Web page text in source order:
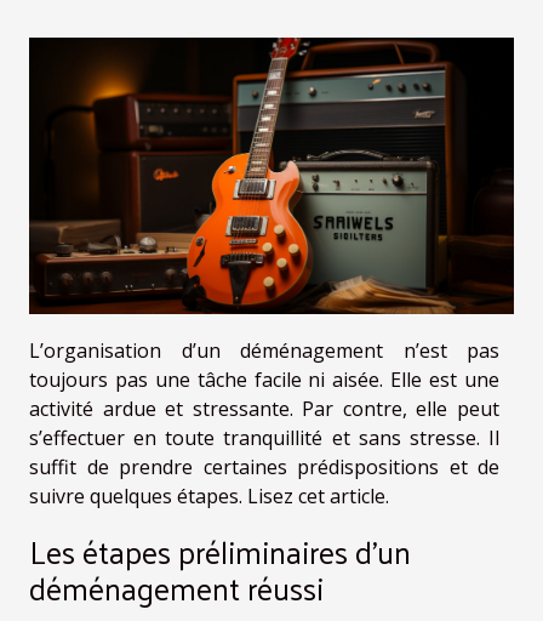
L’organisation d’un déménagement n’est pas
toujours pas une tâche facile ni aisée. Elle est une
activité ardue et stressante. Par contre, elle peut
s’effectuer en toute tranquillité et sans stresse. Il
suffit de prendre certaines prédispositions et de
suivre quelques étapes. Lisez cet article.
Les étapes préliminaires d’un
déménagement réussi